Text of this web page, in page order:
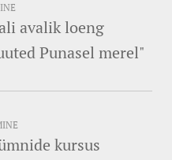
avalik loeng
Punasel merel"
kursus